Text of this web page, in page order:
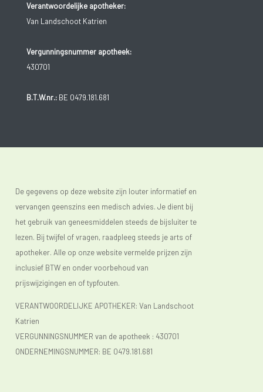
Verantwoordelijke apotheker:
Van Landschoot Katrien
Vergunningsnummer apotheek:
430701
B.T.W.nr.:BE 0479.181.681
De gegevens op deze website zijn louter informatief en
vervangen geenszins een medisch advies. Je dient bij
het gebruik van geneesmiddelen steeds de bijsluiter te
lezen. Bij twijfel of vragen, raadpleeg steeds je arts of
apotheker. Alle op onze website vermelde prijzen zijn
inclusief BTW en onder voorbehoud van
prijswijzigingen en of typfouten.
VERANTWOORDELIJKE APOTHEKER: Van Landschoot
Katrien
VERGUNNINGSNUMMER van de apotheek : 430701
ONDERNEMINGSNUMMER: BE 0479.181.681